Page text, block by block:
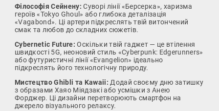
Філософія Сейнену: Суворі лінії «Берсерка», харизма
героїв «Tokyo Ghoul» або глибока деталізація
«Vagabond». Ці артери підкреслять твій витончений
смак та любов до складних сюжетів.
Cybernetic Future: Оскільки твій гаджет — це втілення
швидкості 5G, неоновий стиль «Cyberpunk: Edgerunners»
або футуристичні лінії «Evangelion» ідеально
підкреслять його технологічну природу.
Мистецтво Ghibli та Kawaii: Додай своєму дню затишку
з образами Хаяо Міядзакі або усмішки з Анею
Форджер. Ці дизайни перетворюють смартфон на
джерело візуального релаксу.